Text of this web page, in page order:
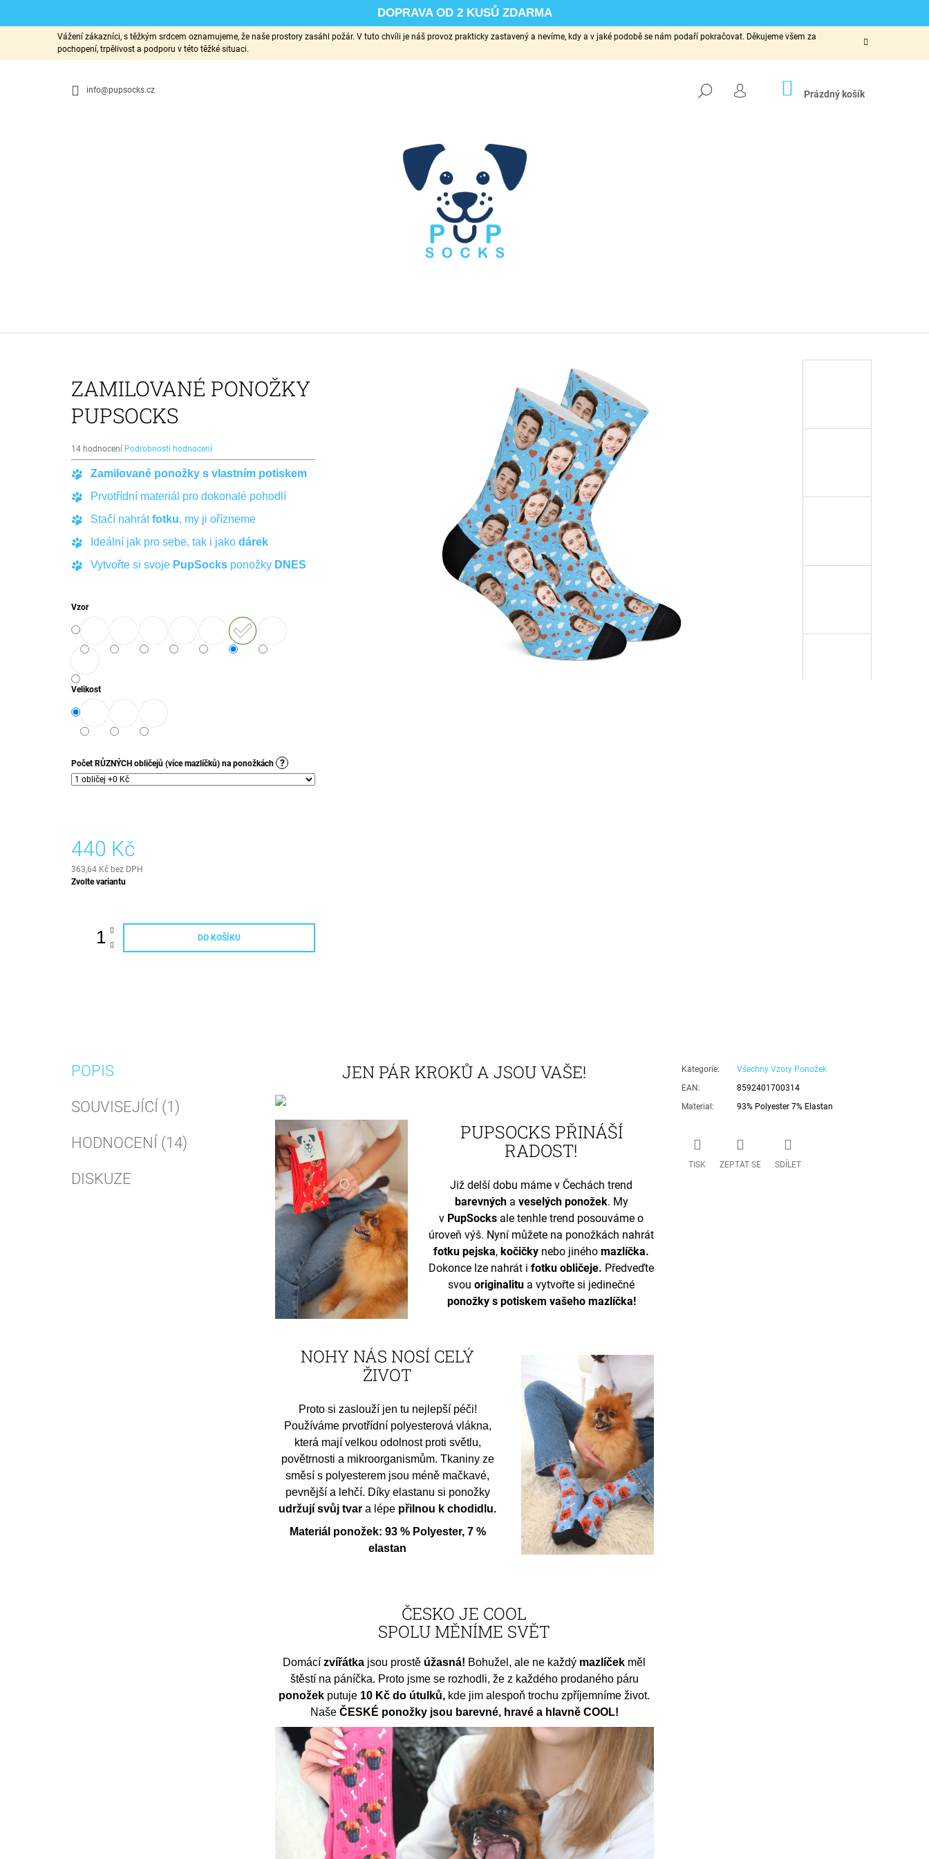
Vážení zákazníci, s těžkým srdcem oznamujeme, že naše prostory zasáhl požár. V tuto chvíli je náš provoz prakticky zastavený a nevíme, kdy a v jaké podobě se nám podaří pokračovat. Děkujeme všem za
pochopení, trpělivost a podporu v této těžké situaci.
info@pupsocks.cz HLEDAT
PŘIHLÁŠENÍ
NÁKUPNÍ
KOŠÍK
Prázdný košík
ZAMILOVANÉ PONOŽKY
PUPSOCKS
Průměrné
hodnocení
produktu
5,0
5
hvězdiček.
14 hodnocení Podrobnosti hodnocení
Zamilované ponožky s vlastním potiskem
Prvotřídní materiál pro dokonalé pohodlí
Stačí nahrátfotku, my ji ořízneme
Ideální jak pro sebe, tak i jako dárek
Vytvořte si svoje PupSocks ponožky DNES
Vzor
Velikost
Počet RŮZNÝCH obličejů (více mazlíčků) na ponožkách ?
440 Kč
363,64 Kč bez DPH
Měrná
Zvolte variantu
DO KOŠÍKU
POPIS
SOUVISEJÍCÍ (1)
HODNOCENÍ (14)
DISKUZE
JEN PÁR KROKŮ A JSOU VAŠE!
PUPSOCKS PŘINÁŠÍ
RADOST!
Již delší dobu máme v Čechách trend
barevnýcha veselých ponožek. My
v PupSocks ale tenhle trend posouváme o
úroveň výš. Nyní můžete na ponožkách nahrát
fotku pejska,kočičky nebo jinéhomazlíčka.
Dokonce lze nahrát ifotku obličeje. Předveďte
svouoriginalitu a vytvořte si jedinečné
ponožky s potiskem vašeho mazlíčka!
NOHY NÁS NOSÍ CELÝ
ŽIVOT
Proto si zaslouží jen tu nejlepší péči!
Používáme prvotřídní polyesterová vlákna,
která mají velkou odolnost proti světlu,
povětrnosti a mikroorganismům. Tkaniny ze
směsí s polyesterem jsou méně mačkavé,
pevnější a lehčí. Díky elastanu si ponožky
udržují svůj tvar a lépe přilnou k chodidlu.
Materiál ponožek: 93 % Polyester, 7 %
elastan
ČESKO JE COOL
SPOLU MĚNÍME SVĚT
Domácí zvířátka jsou prostě úžasná! Bohužel, ale ne každý mazlíček měl
štěstí na páníčka. Proto jsme se rozhodli, že z každého prodaného páru
ponožek putuje 10 Kč do útulků, kde jim alespoň trochu zpříjemníme život.
Naše ČESKÉ ponožky jsou barevné, hravé a hlavně COOL!
Kategorie:
Všechny Vzory Ponožek
EAN:
8592401700314
Material: 93% Polyester 7% Elastan
TISK ZEPTAT SE SDÍLET
ZPĚT
ZPĚT
HLEDAT
DOPORUČUJEME
POTISKEM PSA
POTISKEM MAZLÍČKA AKVAREL
POTISKEM OBLIČEJE
Původně:
DOPRAVA OD 2 KUSŮ ZDARMA